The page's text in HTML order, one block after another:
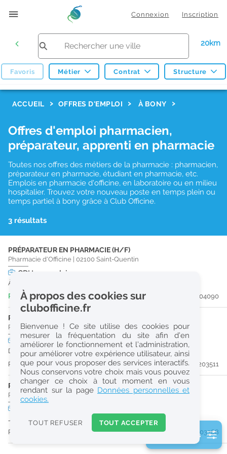
Connexion Inscription
20km
Favoris Métier Contrat Structure
Réinitialiser
2
0
k
Consulter les offres de la France d'outre-mer
ACCUEIL OFFRES D'EMPLOI À BONY
Offres d'emploi pharmacien,
préparateur, apprenti en pharmacie
Toutes nos offres des métiers de la pharmacie : pharmacien,
préparateur en pharmacie, étudiant en pharmacie, etc.
Emplois en pharmacie d'officine, en laboratoire ou en milieu
hospitalier. Trouvez votre nouveau poste en temps plein ou
temps partiel à bony grâce à Club Officine.
3 résultats
PRÉPARATEUR EN PHARMACIE (H/F)
Pharmacie d'Officine 02100 Saint-Quentin
CDI temps plein
À partir du 19/09/26
Publiée il y a 5 jour(s)
#204090
PHARMACIEN (H/F)
Pharmacie d'Officine|59540 Caudry
CDD temps plein
Du 14/09/26 au 30/12/26
Publiée il y a 12 jour(s)
#203511
PHARMACIEN (H/F)
Pharmacie d'Officine 02100 Saint-Quentin
Jusqu'au 29/11/26
Publiée il y a 15 jour(s)
#203368
2 filtre(s) actifs
À propos des cookies sur
clubofficine.fr
Bienvenue ! Ce site utilise des cookies pour
mesurer la fréquentation du site afin d’en
améliorer le fonctionnement et l’administration,
pour améliorer votre expérience utilisateur, ainsi
que pour vous proposer des services interactifs.
Nous conservons votre choix mais vous pouvez
changer ce choix à tout moment en vous
rendant sur la page Données personnelles et
cookies.
TOUT REFUSER TOUT ACCEPTER